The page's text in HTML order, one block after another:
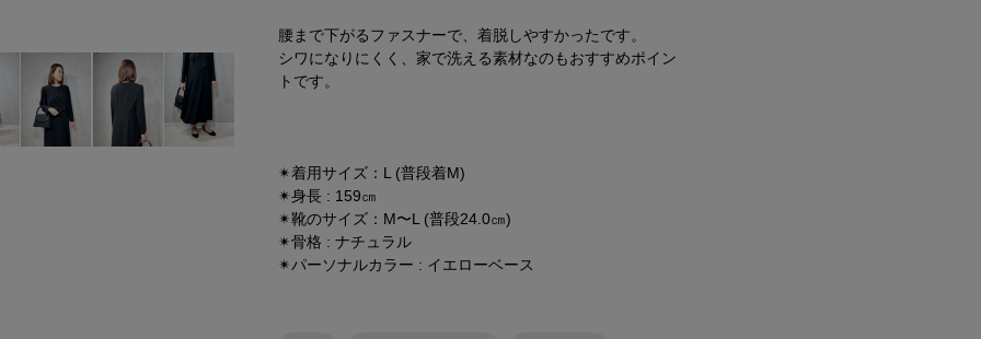
腰まで下がるファスナーで、着脱しやすかったです。
シワになりにくく、家で洗える素材なのもおすすめポイン
トです。
✴︎着用サイズ：L (普段着M)
✴︎身長 : 159㎝
✴︎靴のサイズ：M〜L (普段24.0㎝)
✴︎骨格 : ナチュラル
✴︎パーソナルカラー : イエローベース